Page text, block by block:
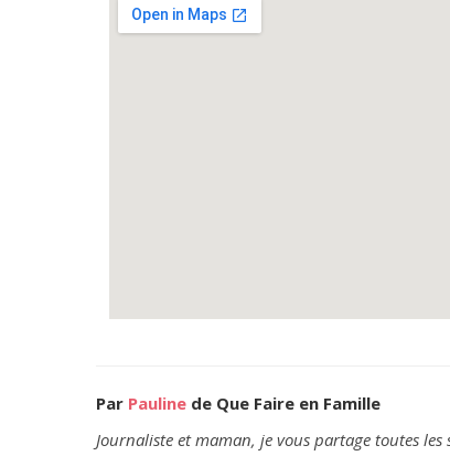
Par Pauline de Que Faire en Famille
Journaliste et maman, je vous partage toutes